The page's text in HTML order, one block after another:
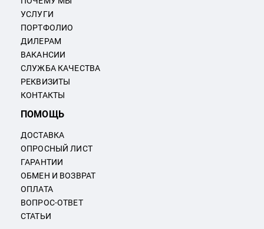
УСЛУГИ
ПОРТФОЛИО
ДИЛЕРАМ
ВАКАНСИИ
СЛУЖБА КАЧЕСТВА
РЕКВИЗИТЫ
КОНТАКТЫ
ПОМОЩЬ
ДОСТАВКА
ОПРОСНЫЙ ЛИСТ
ГАРАНТИИ
ОБМЕН И ВОЗВРАТ
ОПЛАТА
ВОПРОС-ОТВЕТ
СТАТЬИ